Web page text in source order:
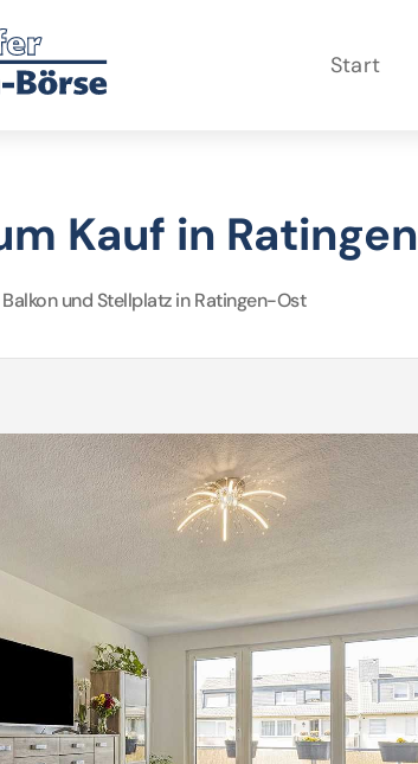
Start
Kauf in Ratingen
und Stellplatz in Ratingen-Ost